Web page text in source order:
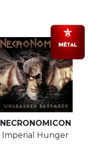
NECRONOMICON
Imperial Hunger